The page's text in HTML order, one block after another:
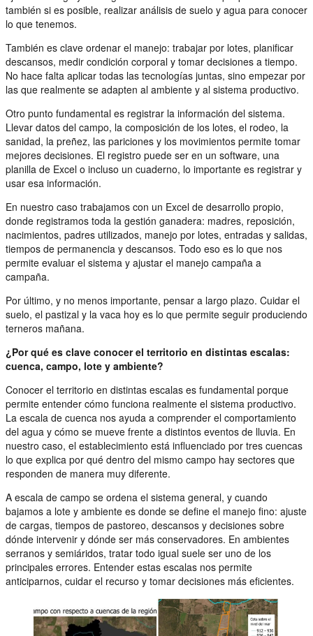
también si es posible, realizar análisis de suelo y agua para conocer
lo que tenemos.
También es clave ordenar el manejo: trabajar por lotes, planificar
descansos, medir condición corporal y tomar decisiones a tiempo.
No hace falta aplicar todas las tecnologías juntas, sino empezar por
las que realmente se adapten al ambiente y al sistema productivo.
Otro punto fundamental es registrar la información del sistema.
Llevar datos del campo, la composición de los lotes, el rodeo, la
sanidad, la preñez, las pariciones y los movimientos permite tomar
mejores decisiones. El registro puede ser en un software, una
planilla de Excel o incluso un cuaderno, lo importante es registrar y
usar esa información.
En nuestro caso trabajamos con un Excel de desarrollo propio,
donde registramos toda la gestión ganadera: madres, reposición,
nacimientos, padres utilizados, manejo por lotes, entradas y salidas,
tiempos de permanencia y descansos. Todo eso es lo que nos
permite evaluar el sistema y ajustar el manejo campaña a
campaña.
Por último, y no menos importante, pensar a largo plazo. Cuidar el
suelo, el pastizal y la vaca hoy es lo que permite seguir produciendo
terneros mañana.
¿Por qué es clave conocer el territorio en distintas escalas:
cuenca, campo, lote y ambiente?
Conocer el territorio en distintas escalas es fundamental porque
permite entender cómo funciona realmente el sistema productivo.
La escala de cuenca nos ayuda a comprender el comportamiento
del agua y cómo se mueve frente a distintos eventos de lluvia. En
nuestro caso, el establecimiento está influenciado por tres cuencas
lo que explica por qué dentro del mismo campo hay sectores que
responden de manera muy diferente.
A escala de campo se ordena el sistema general, y cuando
bajamos a lote y ambiente es donde se define el manejo fino: ajuste
de cargas, tiempos de pastoreo, descansos y decisiones sobre
dónde intervenir y dónde ser más conservadores. En ambientes
serranos y semiáridos, tratar todo igual suele ser uno de los
principales errores. Entender estas escalas nos permite
anticiparnos, cuidar el recurso y tomar decisiones más eficientes.